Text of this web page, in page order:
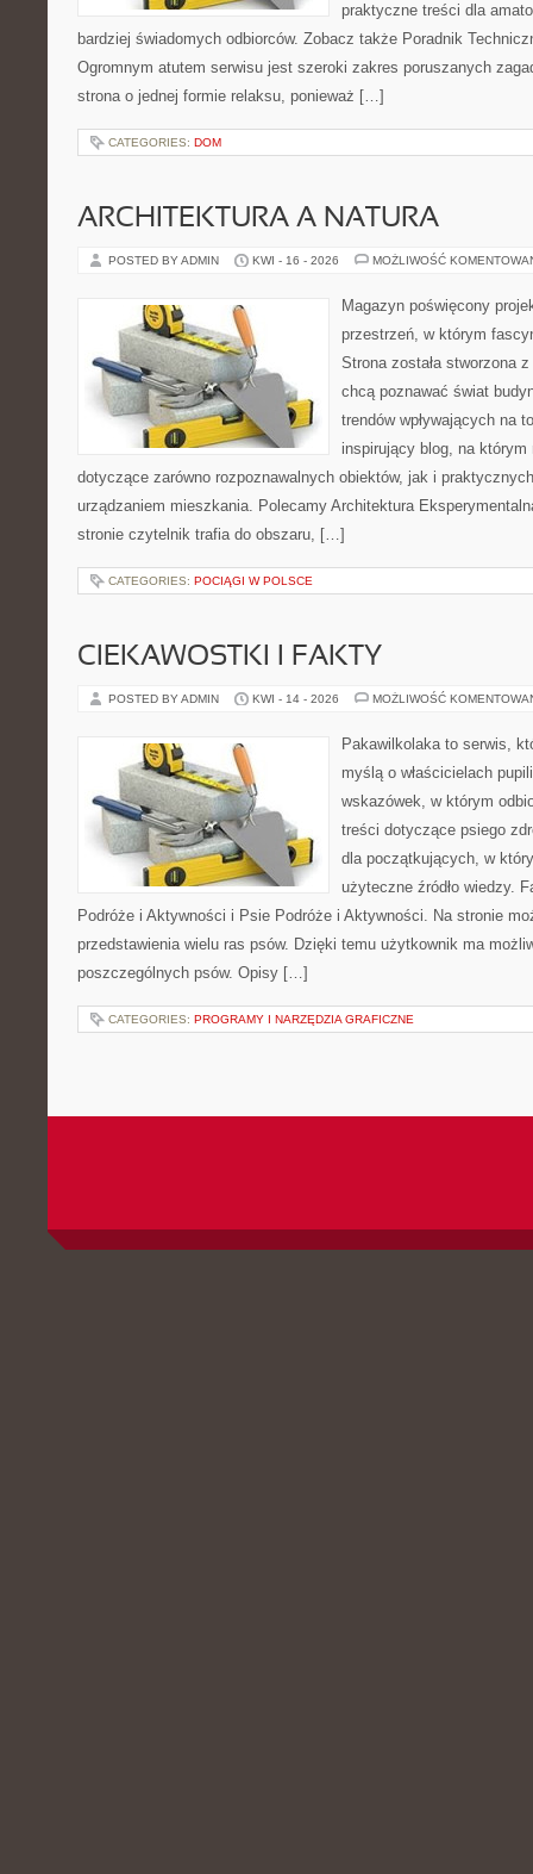
praktyczne treści dla
bardziej świadomych odbiorców. Zobacz także Poradnik
Ogromnym atutem serwisu jest szeroki zakres poruszanych
strona o jednej formie relaksu, ponieważ […]
CATEGORIES: DOM
ARCHITEKTURA A NATURA
POSTED BY ADMIN KWI - 16 - 2026 MOŻLIWOŚĆ
Magazyn poświęcony
przestrzeń, w którym
Strona została stworzona
chcą poznawać świat
trendów wpływających na
inspirujący blog, na
dotyczące zarówno rozpoznawalnych obiektów, jak i
urządzaniem mieszkania. Polecamy Architektura
stronie czytelnik trafia do obszaru, […]
CATEGORIES: POCIĄGI W POLSCE
CIEKAWOSTKI I FAKTY
POSTED BY ADMIN KWI - 14 - 2026 MOŻLIWOŚĆ
Pakawilkolaka to serwis,
myślą o właścicielach
wskazówek, w którym
treści dotyczące psiego
dla początkujących, w
użyteczne źródło wiedzy.
Podróże i Aktywności i Psie Podróże i Aktywności. Na stronie
przedstawienia wielu ras psów. Dzięki temu użytkownik ma
poszczególnych psów. Opisy […]
CATEGORIES: PROGRAMY I NARZĘDZIA GRAFICZNE